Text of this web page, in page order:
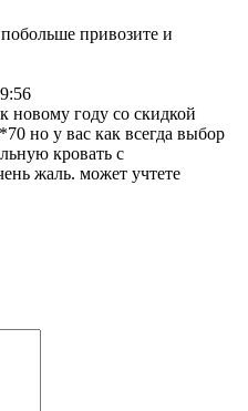
привозите и
новому году со скидкой
но у вас как всегда выбор
кровать с
жаль. может учтете